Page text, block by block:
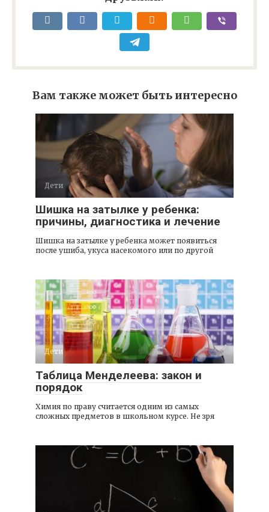
Вам также может быть интересно
Дети
Шишка на затылке у ребенка:
причины, диагностика и лечение
Шишка на затылке у ребенка может появиться
после ушиба, укуса насекомого или по другой
Дети
Таблица Менделеева: закон и
порядок
Химия по праву считается одним из самых
сложных предметов в школьном курсе. Не зря